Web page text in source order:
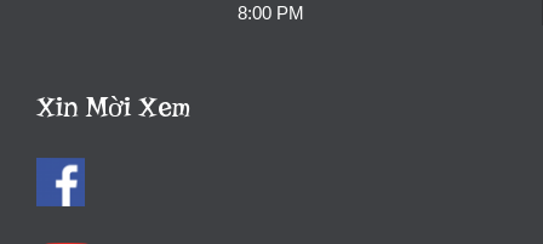
8:00 PM
Xin Mời Xem